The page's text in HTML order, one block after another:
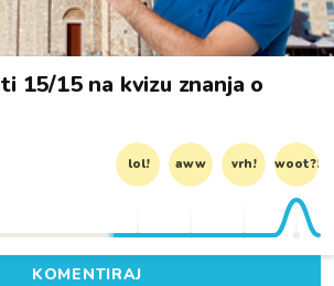
15/15 na kvizu znanja o
lol! aww vrh! woot?!
KOMENTIRAJ